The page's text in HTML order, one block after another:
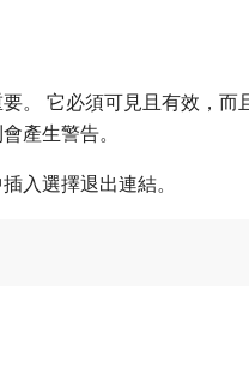
。 它必須可見且有效，
產生警告。
入選擇退出連結。